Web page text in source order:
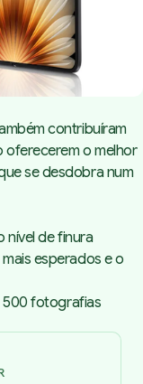
contribuíram
oferecerem o melhor
se desdobra num
nível de finura
esperados e o
500 fotografias